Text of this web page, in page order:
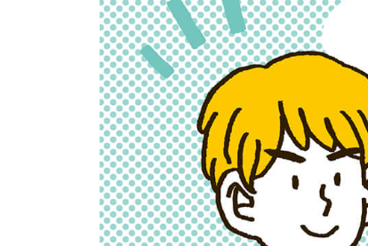
幼稚園・保育園
小学校
科学・プログラミング
教育・学習
絵本・読み聞かせ
自由研究・工作
読書感想文
本・読書
住まい
ファッション・美容
行事・イベント
トラブル
親子でいっしょに
人間関係
おでかけ
こそだてマンガ